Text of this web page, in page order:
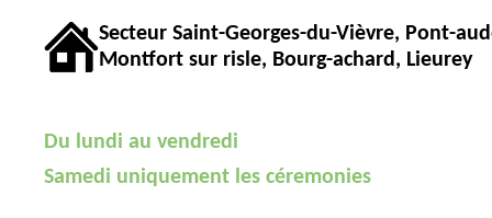
Secteur Saint-Georges-du-Vièvre, Pont-
Montfort sur risle, Bourg-achard, Lieurey
Du lundi au vendredi
Samedi uniquement les céremonies